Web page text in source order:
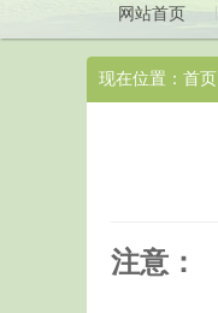
网站首页
现在位置： 首页
注意：